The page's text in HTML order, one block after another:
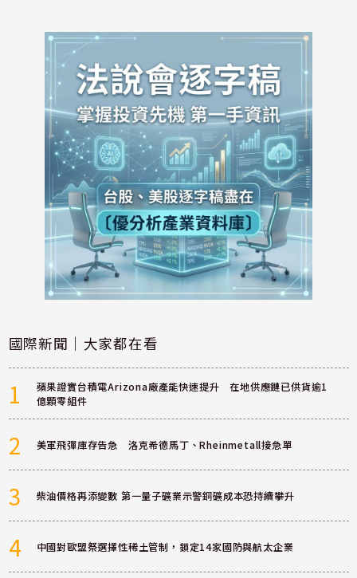
國際新聞｜大家都在看
1
蘋果證實台積電Arizona廠產能快速提升 在地供應鏈已供貨逾1
億顆零組件
2 美軍飛彈庫存告急 洛克希德馬丁、Rheinmetall接急單
3 柴油價格再添變數 第一量子礦業示警銅礦成本恐持續攀升
4 中國對歐盟祭選擇性稀土管制，鎖定14家國防與航太企業